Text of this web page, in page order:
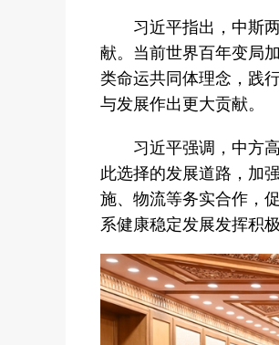
习近平指出，中斯两
献。当前世界百年变局
类命运共同体理念，践
与发展作出更大贡献。
习近平强调，中方高
此选择的发展道路，加
施、物流等务实合作，
系健康稳定发展发挥积极